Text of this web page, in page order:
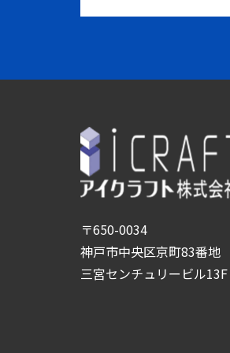
〒650-0034
神戸市中央区京町83番地
三宮センチュリービル13F